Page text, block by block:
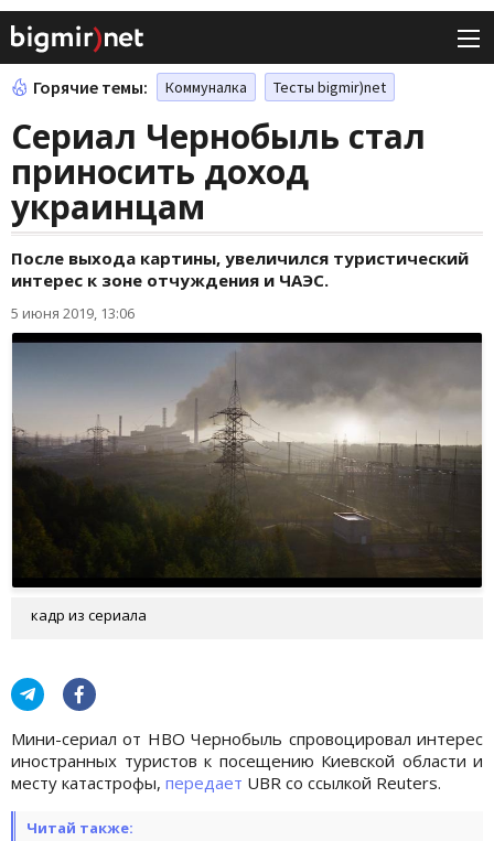
Горячие темы: Коммуналка Тесты bigmir)net
Сериал Чернобыль стал
приносить доход
украинцам
После выхода картины, увеличился туристический
интерес к зоне отчуждения и ЧАЭС.
5 июня 2019, 13:06
кадр из сериала
Мини-сериал от НВО Чернобыль спровоцировал интерес
иностранных туристов к посещению Киевской области и
месту катастрофы, передает UBR со ссылкой Reuters.
Читай также: